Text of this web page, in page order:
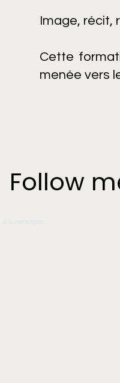
Image, récit,
Cette
menée vers
Follow